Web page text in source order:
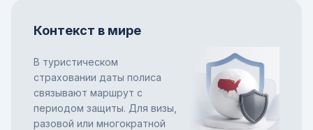
Контекст в мире
В туристическом
страховании даты полиса
связывают маршрут с
периодом защиты. Для визы,
разовой или многократной